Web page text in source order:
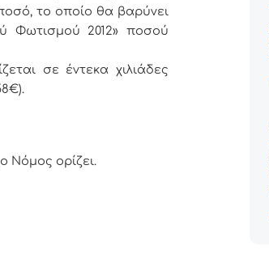
το οποίο θα βαρύνει
Φωτισμού 2012» ποσού
σε έντεκα χιλιάδες
Νόμoς oρίζει.